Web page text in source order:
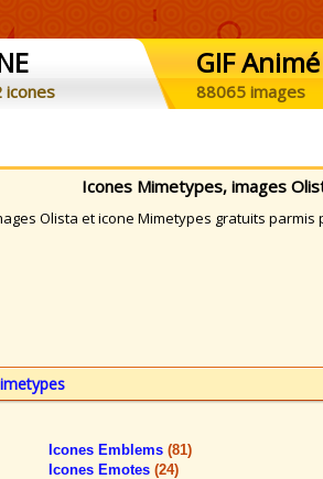
icones
GIF Animé
88065 images
Icones Mimetypes, images
Olista et icone Mimetypes gratuits parmis
Icones Emblems (81)
Icones Emotes (24)